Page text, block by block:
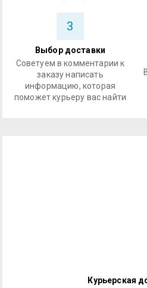
3
Выбор доставки
Советуем в комментарии к
заказу написать
информацию, которая
поможет курьеру вас найти
Курьерская